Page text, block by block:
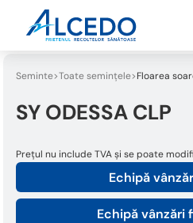
Seminte Toate semințele Floarea
SY ODESSA CLP
Echipă
Echipă vânzări
Prețul nu include TVA și se poate